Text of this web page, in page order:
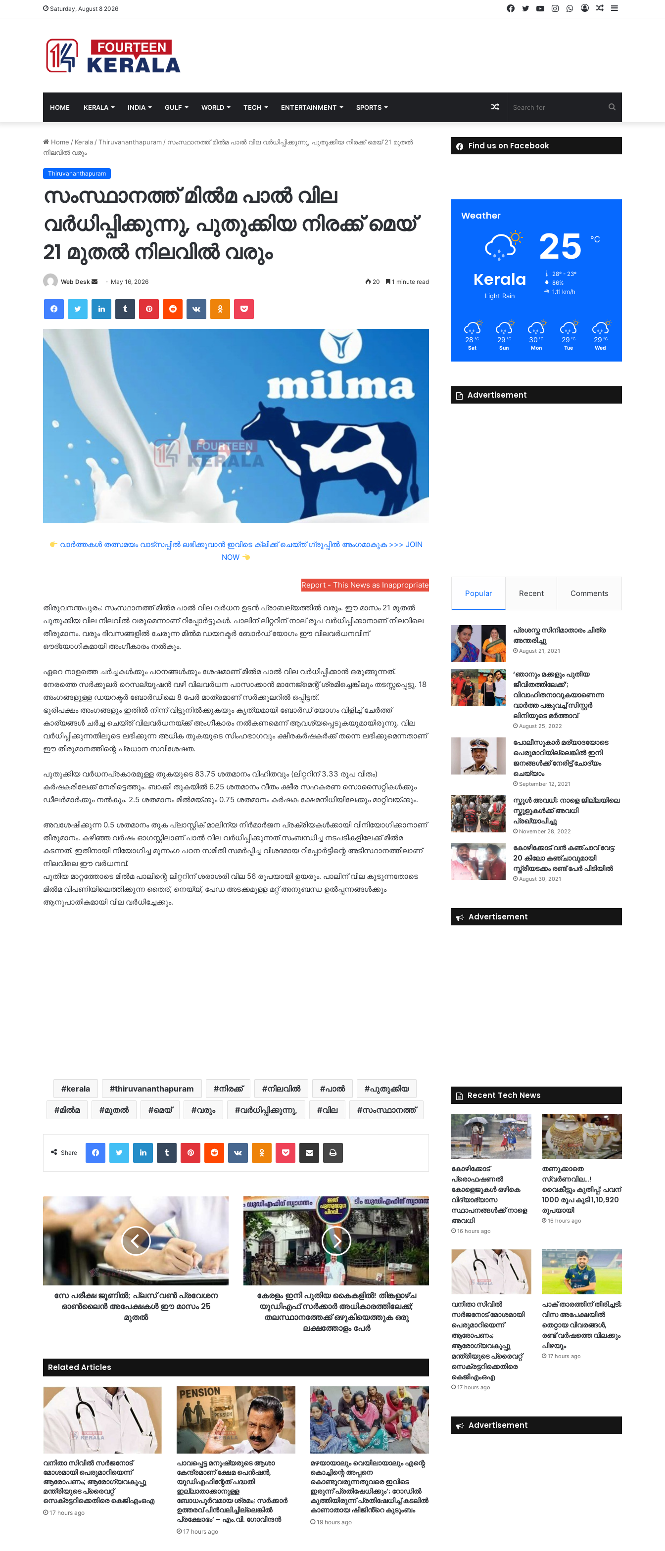
Saturday, August 8 2026 Sidebar
Random
Log
WhatsApp
Instagram
YouTube
Twitter
Facebook
HOME KERALA INDIA GULF WORLD TECH ENTERTAINMENT SPORTS
for
Random
Article
Home / Kerala /Thiruvananthapuram / സംസ്ഥാനത്ത് മിൽമ പാൽ വില വർധിപ്പിക്കുന്നു, പുതുക്കിയ നിരക്ക് മെയ് 21 മുതൽ
നിലവിൽ വരും
Thiruvananthapuram
സംസ്ഥാനത്ത് മിൽമ പാൽ വില
വർധിപ്പിക്കുന്നു, പുതുക്കിയ നിരക്ക് മെയ്
21 മുതൽ നിലവിൽ വരും
Web Desk
Send
email
May 16, 2026 20 1 minute read
FacebookTwitter LinkedInTumblr PinterestReddit VKontakteOdnoklassniki
Pocket
വാർത്തകൾ തത്സമയം വാട്സപ്പിൽ ലഭിക്കുവാൻ ഇവിടെ ക്ലിക്ക് ചെയ്ത് ഗ്രൂപ്പിൽ അംഗമാകുക >>> JOIN
NOW
Report - This News as Inappropriate
തിരുവനന്തപുരം: സംസ്ഥാനത്ത് മിൽമ പാൽ വില വർധന ഉടൻ പ്രാബല്യത്തിൽ വരും. ഈ മാസം 21 മുതൽ
പുതുക്കിയ വില നിലവിൽ വരുമെന്നാണ് റിപ്പോർട്ടുകൾ. പാലിന് ലിറ്ററിന് നാല് രൂപ വർധിപ്പിക്കാനാണ് നിലവിലെ
തീരുമാനം. വരും ദിവസങ്ങളിൽ ചേരുന്ന മിൽമ ഡയറക്ടർ ബോർഡ് യോഗം ഈ വിലവർധനവിന്
ഔദ്യോഗികമായി അംഗീകാരം നൽകും.
ഏറെ നാളത്തെ ചർച്ചകൾക്കും പഠനങ്ങൾക്കും ശേഷമാണ് മിൽമ പാൽ വില വർധിപ്പിക്കാൻ ഒരുങ്ങുന്നത്.
നേരത്തെ സർക്കുലർ റെസല്യൂഷൻ വഴി വിലവർധന പാസാക്കാൻ മാനേജ്‌മെന്റ് ശ്രമിച്ചെങ്കിലും തടസ്സപ്പെട്ടു. 18
അംഗങ്ങളുള്ള ഡയറക്ടർ ബോർഡിലെ 8 പേർ മാത്രമാണ് സർക്കുലറിൽ ഒപ്പിട്ടത്.
ഭൂരിപക്ഷം അംഗങ്ങളും ഇതിൽ നിന്ന് വിട്ടുനിൽക്കുകയും കൃത്യമായി ബോർഡ് യോഗം വിളിച്ച് ചേർത്ത്
കാര്യങ്ങൾ ചർച്ച ചെയ്ത് വിലവർധനയ്ക്ക് അംഗീകാരം നൽകണമെന്ന് ആവശ്യപ്പെടുകയുമായിരുന്നു. വില
വർധിപ്പിക്കുന്നതിലൂടെ ലഭിക്കുന്ന അധിക തുകയുടെ സിംഹഭാഗവും ക്ഷീരകർഷകർക്ക് തന്നെ ലഭിക്കുമെന്നതാണ്
ഈ തീരുമാനത്തിന്റെ പ്രധാന സവിശേഷത.
പുതുക്കിയ വർധനപ്രകാരമുള്ള തുകയുടെ 83.75 ശതമാനം വിഹിതവും (ലിറ്ററിന് 3.33 രൂപ വീതം)
കർഷകരിലേക്ക് നേരിട്ടെത്തും. ബാക്കി തുകയിൽ 6.25 ശതമാനം വീതം ക്ഷീര സഹകരണ സൊസൈറ്റികൾക്കും
ഡീലർമാർക്കും നൽകും. 2.5 ശതമാനം മിൽമയ്ക്കും 0.75 ശതമാനം കർഷക ക്ഷേമനിധിയിലേക്കും മാറ്റിവയ്ക്കും.
അവശേഷിക്കുന്ന 0.5 ശതമാനം തുക പ്ലാസ്റ്റിക് മാലിന്യ നിർമാർജന പ്രക്രിയകൾക്കായി വിനിയോഗിക്കാനാണ്
തീരുമാനം. കഴിഞ്ഞ വർഷം ഓഗസ്റ്റിലാണ് പാൽ വില വർധിപ്പിക്കുന്നത് സംബന്ധിച്ച നടപടികളിലേക്ക് മിൽമ
കടന്നത്. ഇതിനായി നിയോഗിച്ച മൂന്നംഗ പഠന സമിതി സമർപ്പിച്ച വിശദമായ റിപ്പോർട്ടിന്റെ അടിസ്ഥാനത്തിലാണ്
നിലവിലെ ഈ വർധനവ്.
പുതിയ മാറ്റത്തോടെ മിൽമ പാലിന്റെ ലിറ്ററിന് ശരാശരി വില 56 രൂപയായി ഉയരും. പാലിന് വില കൂടുന്നതോടെ
മിൽമ വിപണിയിലെത്തിക്കുന്ന തൈര്, നെയ്യ്, പേഡ അടക്കമുള്ള മറ്റ് അനുബന്ധ ഉൽപ്പന്നങ്ങൾക്കും
ആനുപാതികമായി വില വർധിച്ചേക്കും.
kerala thiruvananthapuram നിരക്ക് നിലവിൽ പാൽ പുതുക്കിയ
മിൽമ മുതൽ മെയ് വരും വർധിപ്പിക്കുന്നു, വില സംസ്ഥാനത്ത്
Share
FacebookTwitter LinkedInTumblr PinterestReddit VKontakteOdnoklassniki
Pocket Share via Email Print
സേ പരീക്ഷ ജൂണിൽ; പ്ലസ് വൺ പ്രവേശന
ഓൺലൈൻ അപേക്ഷകൾ ഈ മാസം 25
മുതൽ
കേരളം ഇനി പുതിയ കൈകളിൽ! തിങ്കളാഴ്ച
യുഡിഎഫ് സർക്കാർ അധികാരത്തിലേക്ക്;
തലസ്ഥാനത്തേക്ക് ഒഴുകിയെത്തുക ഒരു
ലക്ഷത്തോളം പേർ
Related Articles
വനിതാ സിവിൽ സർജനോട്
മോശമായി പെരുമാറിയെന്ന്
ആരോപണം; ആരോഗ്യവകുപ്പു
മന്ത്രിയുടെ പ്രൈവറ്റ്
സെക്രട്ടറിക്കെതിരെ കെജിഎംഒഎ
17 hours ago
പാവപ്പെട്ട മനുഷ്യരുടെ ആശാ
കേന്ദ്രമാണ് ക്ഷേമ പെൻഷൻ,
യുഡിഎഫിന്റേത് പദ്ധതി
ഇല്ലാതാക്കാനുള്ള
ബോധപൂർവമായ ശ്രമം; സർക്കാർ
ഉത്തരവ് പിൻവലിച്ചില്ലെങ്കിൽ
പ്രക്ഷോഭം’ – എം.വി. ഗോവിന്ദൻ
17 hours ago
മഴയായാലും വെയിലായാലും എന്റെ
കൊച്ചിന്റെ അപ്പനെ
കൊണ്ടുവരുന്നതുവരെ ഇവിടെ
ഇരുന്ന് പ്രതിഷേധിക്കും’; റോഡില്‍
കുത്തിയിരുന്ന് പ്രതിഷേധിച്ച് കടലില്‍
കാണാതായ ഷിജിൻ്റെ കുടുംബം
19 hours ago
Find us on Facebook
Weather
Kerala
Light Rain
25 ℃
28º - 23º
86%
1.11 km/h
28 ℃
Sat
29 ℃
Sun
30 ℃
Mon
29 ℃
Tue
29 ℃
Wed
Advertisement
Popular Recent Comments
പ്രശസ്ത സിനിമാതാരം ചിത്ര
അന്തരിച്ചു
August 21, 2021
‘ഞാനും മക്കളും പുതിയ
ജീവിതത്തിലേക്ക്’;
വിവാഹിതനാവുകയാണെന്ന
വാർത്ത പങ്കുവച്ച് സിസ്റ്റർ
ലിനിയുടെ ഭർത്താവ്
August 25, 2022
പോലീസുകാര്‍ മര്യാദയോടെ
പെരുമാറിയില്ലെങ്കില്‍ ഇനി
ജനങ്ങള്‍ക്ക് നേരിട്ട് ചോദ്യം
ചെയ്യാം
September 12, 2021
സ്കൂൾ അവധി; നാളെ ജില്ലയിലെ
സ്കൂളുകൾക്ക് അവധി
പ്രഖ്യാപിച്ചു
November 28, 2022
കോഴിക്കോട് വൻ കഞ്ചാവ് വേട്ട:
20 കിലോ കഞ്ചാവുമായി
സ്ത്രീയടക്കം രണ്ട് പേർ പിടിയിൽ
August 30, 2021
Advertisement
Recent Tech News
കോഴിക്കോട്
പ്രൊഫഷണൽ
കോളെജുകൾ ഒഴികെ
വിദ്യാഭ്യാസ
സ്ഥാപനങ്ങൾക്ക് നാളെ
അവധി
16 hours ago
തണുക്കാതെ
സ്വർണവില…!
വൈകീട്ടും കുതിപ്പ്; പവന്
1000 രൂപ കൂടി 1,10,920
രൂപയായി
16 hours ago
വനിതാ സിവിൽ
സർജനോട് മോശമായി
പെരുമാറിയെന്ന്
ആരോപണം;
ആരോഗ്യവകുപ്പു
മന്ത്രിയുടെ പ്രൈവറ്റ്
സെക്രട്ടറിക്കെതിരെ
കെജിഎംഒഎ
17 hours ago
പാക് താരത്തിന് തിരിച്ചടി;
വിസ അപേക്ഷയിൽ
തെറ്റായ വിവരങ്ങൾ,
രണ്ട് വർഷത്തെ വിലക്കും
പിഴയും
17 hours ago
Advertisement